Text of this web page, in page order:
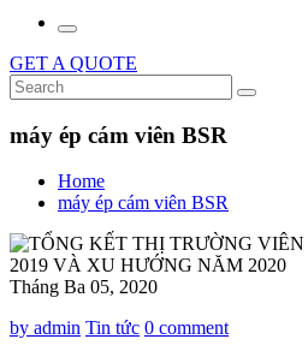
GET A QUOTE
máy ép cám viên BSR
Home
máy ép cám viên BSR
Tháng Ba 05, 2020
by admin Tin tức 0 comment